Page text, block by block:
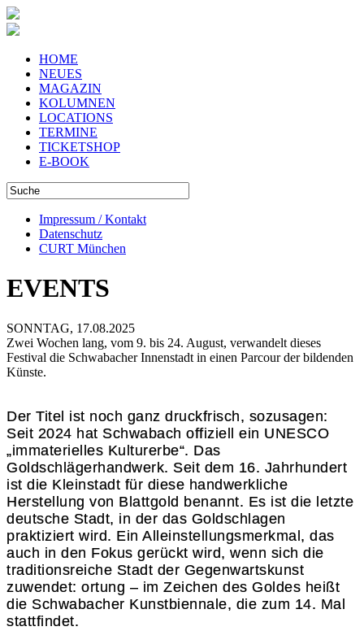
HOME
NEUES
MAGAZIN
KOLUMNEN
LOCATIONS
TERMINE
TICKETSHOP
E-BOOK
Impressum / Kontakt
Datenschutz
CURT München
EVENTS
SONNTAG, 17.08.2025
Zwei Wochen lang, vom 9. bis 24. August, verwandelt dieses
Festival die Schwabacher Innenstadt in einen Parcour der bildenden
Künste.
Der Titel ist noch ganz druckfrisch, sozusagen:
Seit 2024 hat Schwabach offiziell ein UNESCO
„immaterielles Kulturerbe“. Das
Goldschlägerhandwerk. Seit dem 16. Jahrhundert
ist die Kleinstadt für diese handwerkliche
Herstellung von Blattgold benannt. Es ist die letzte
deutsche Stadt, in der das Goldschlagen
praktiziert wird. Ein Alleinstellungsmerkmal, das
auch in den Fokus gerückt wird, wenn sich die
traditionsreiche Stadt der Gegenwartskunst
zuwendet: ortung – im Zeichen des Goldes heißt
die Schwabacher Kunstbiennale, die zum 14. Mal
stattfindet.